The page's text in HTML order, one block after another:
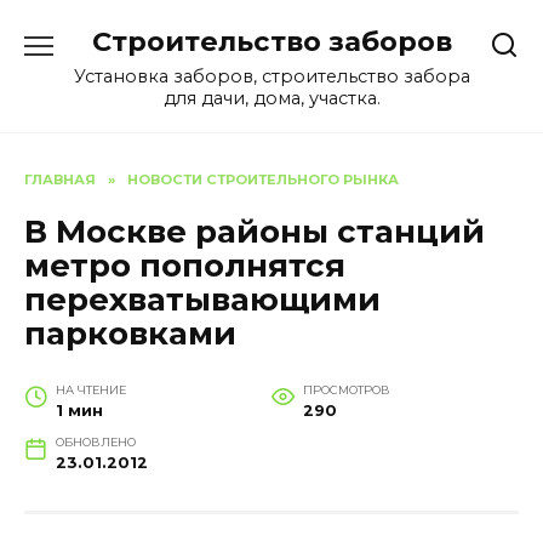
содержанию
Строительство заборов
Установка заборов, строительство забора
для дачи, дома, участка.
ГЛАВНАЯ » НОВОСТИ СТРОИТЕЛЬНОГО РЫНКА
В Москве районы станций
метро пополнятся
перехватывающими
парковками
НА ЧТЕНИЕ
1 мин
ПРОСМОТРОВ
290
ОБНОВЛЕНО
23.01.2012